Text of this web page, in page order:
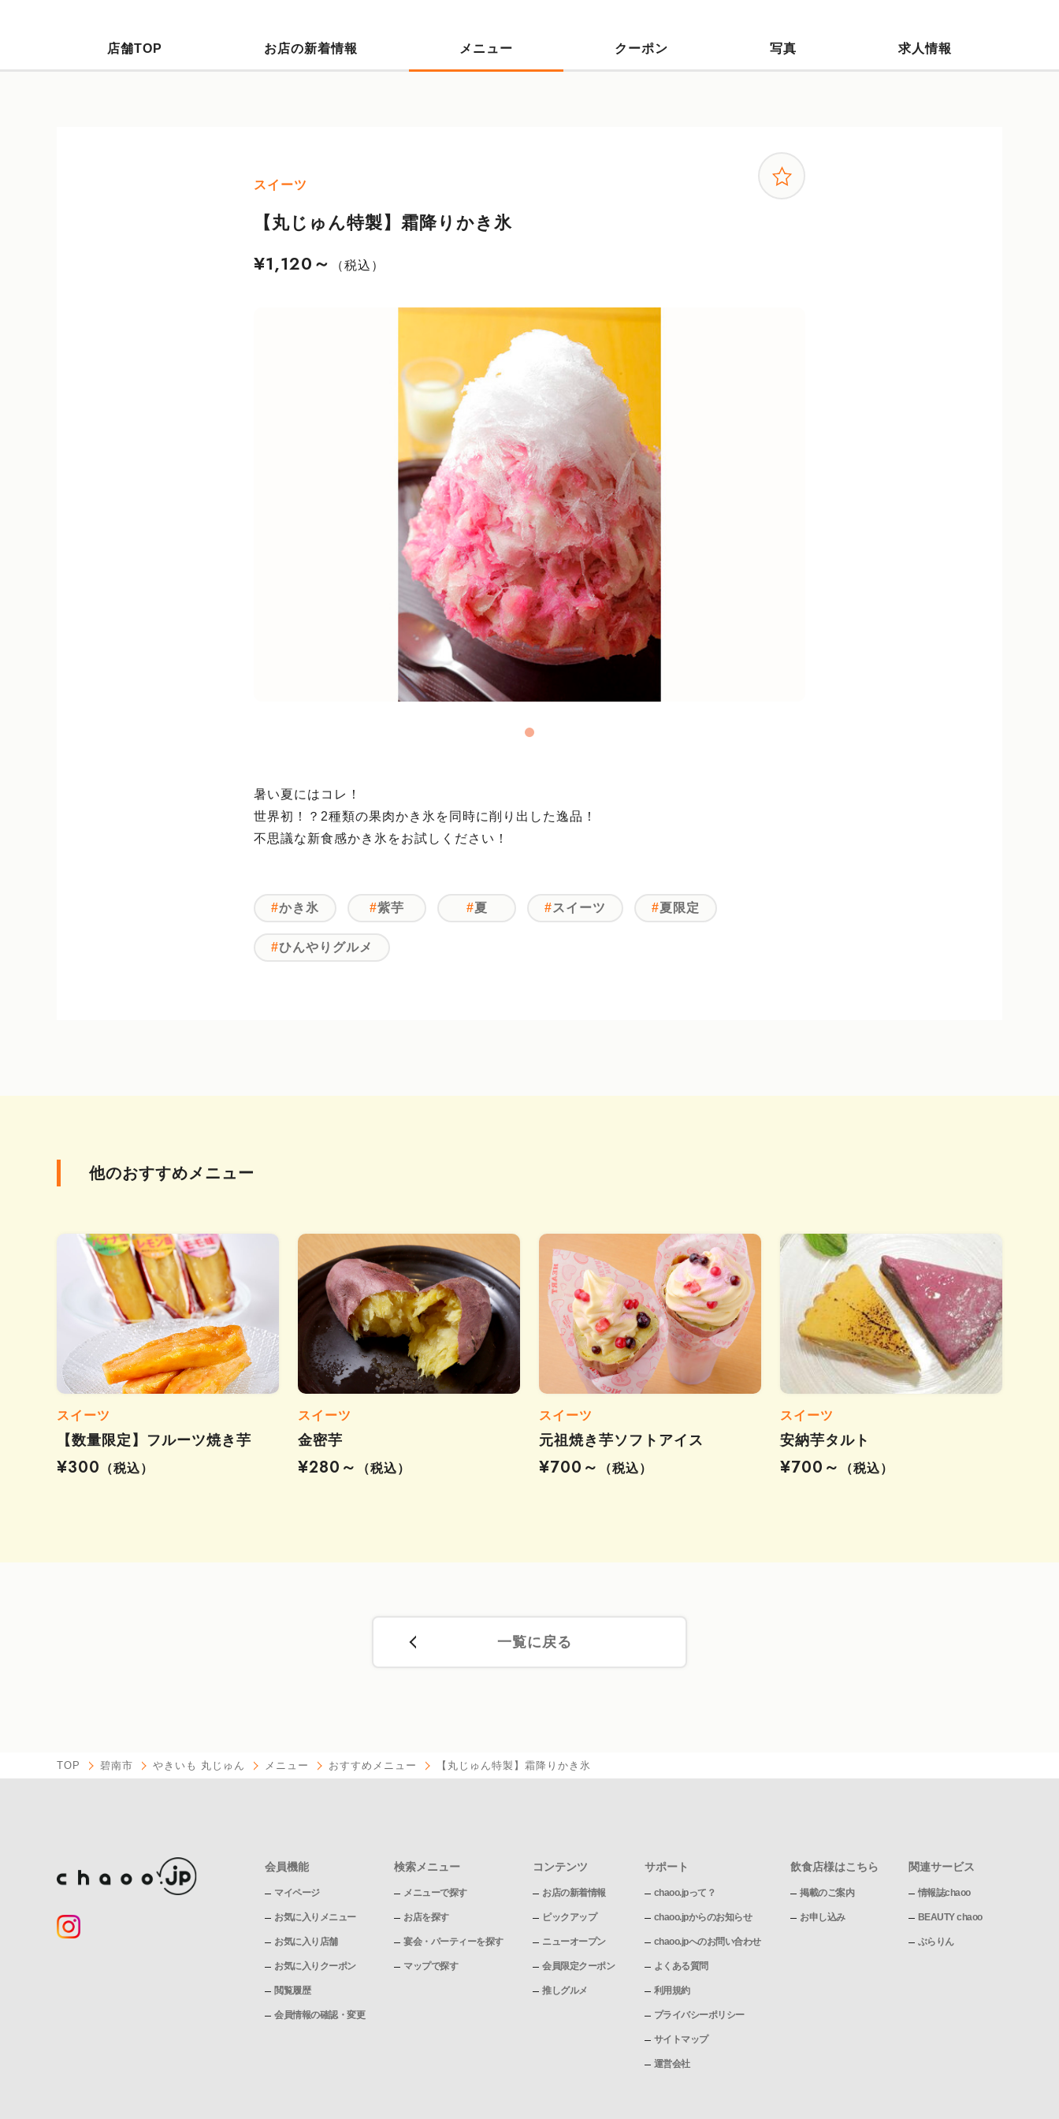
店舗TOP お店の新着情報 メニュー クーポン 写真 求人情報
スイーツ
【丸じゅん特製】霜降りかき氷
¥1,120～ （税込）
暑い夏にはコレ！
世界初！？2種類の果肉かき氷を同時に削り出した逸品！
不思議な新食感かき氷をお試しください！
かき氷 紫芋 夏 スイーツ 夏限定
ひんやりグルメ
他のおすすめメニュー
スイーツ
【数量限定】フルーツ焼き芋
¥300
（税込）
スイーツ
金密芋
¥280～
（税込）
スイーツ
元祖焼き芋ソフトアイス
¥700～
（税込）
スイーツ
安納芋タルト
¥700～
（税込）
一覧に戻る
TOP 碧南市 やきいも 丸じゅん メニュー おすすめメニュー 【丸じゅん特製】霜降りかき氷
会員機能
マイページ
お気に入りメニュー
お気に入り店舗
お気に入りクーポン
閲覧履歴
会員情報の確認・変更
検索メニュー
メニューで探す
お店を探す
宴会・パーティーを探す
マップで探す
コンテンツ
お店の新着情報
ピックアップ
ニューオープン
会員限定クーポン
推しグルメ
サポート
chaoo.jpって？
chaoo.jpからのお知らせ
chaoo.jpへのお問い合わせ
よくある質問
利用規約
プライバシーポリシー
サイトマップ
運営会社
飲食店様はこちら
掲載のご案内
お申し込み
関連サービス
情報誌chaoo
BEAUTY chaoo
ぶらりん